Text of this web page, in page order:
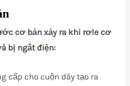
cơ bản xảy ra khi rơle cơ
bị ngắt điện:
cấp cho cuộn dây tạo ra